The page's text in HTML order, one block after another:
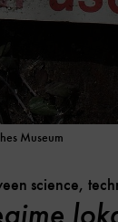
Museum
science,